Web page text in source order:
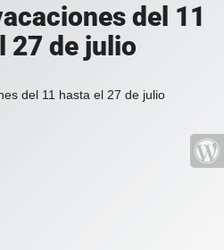
del 11
27 de julio
del 11 hasta el 27 de julio